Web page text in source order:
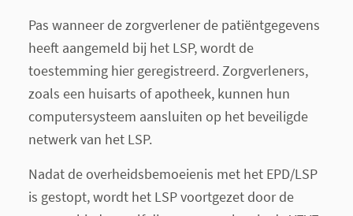
Pas wanneer de zorgverlener de patiëntgegevens
heeft aangemeld bij het LSP, wordt de
toestemming hier geregistreerd. Zorgverleners,
zoals een huisarts of apotheek, kunnen hun
computersysteem aansluiten op het beveiligde
netwerk van het LSP.
Nadat de overheidsbemoeienis met het EPD/LSP
is gestopt, wordt het LSP voortgezet door de